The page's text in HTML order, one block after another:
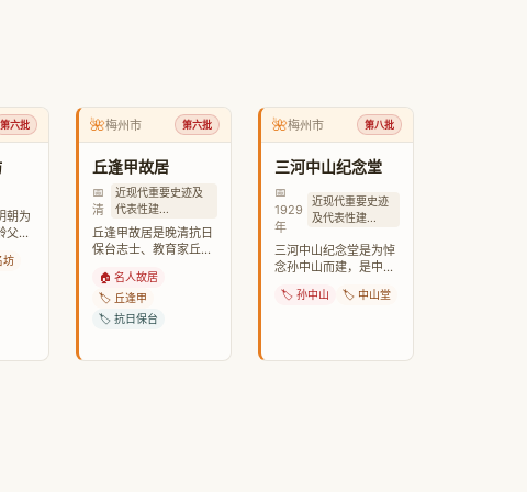
第六批
朝为
父子
🌺梅州市 第六批
丘逢甲故居
📅
清
近现代重要史迹及
代表性建...
丘逢甲故居是晚清抗日
保台志士、教育家丘逢
处。
🏠 名人故居
🏷️ 丘逢甲
🏷️ 抗日保台
🌺梅州市 第八批
三河中山纪念堂
📅
1929
年
近现代重要史迹
及代表性建...
三河中山纪念堂是为悼
念孙中山而建，是中国
一。
🏷️ 孙中山 🏷️ 中山堂